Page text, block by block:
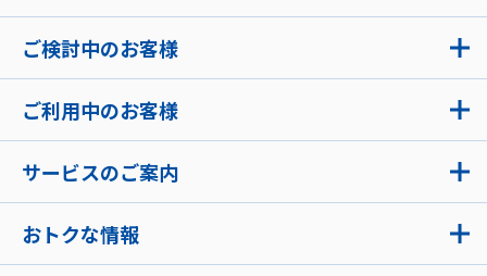
ご検討中のお客様
ご利用中のお客様
サービスのご案内
おトクな情報